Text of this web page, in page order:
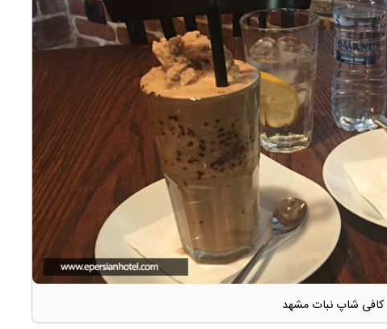
کافی شاپ نبات مشهد